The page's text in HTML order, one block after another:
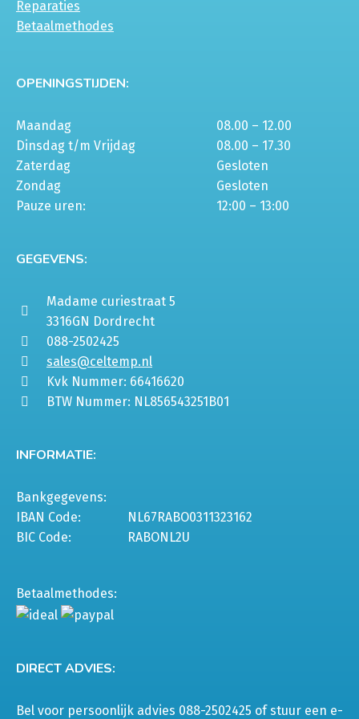
Reparaties
Betaalmethodes
OPENINGSTIJDEN:
Maandag
08.00 – 12.00
Dinsdag t/m Vrijdag
08.00 – 17.30
Zaterdag
Gesloten
Zondag
Gesloten
Pauze uren:
12:00 – 13:00
GEGEVENS:
Madame curiestraat 5
3316GN Dordrecht
088-2502425
sales@celtemp.nl
Kvk Nummer: 66416620
BTW Nummer: NL856543251B01
INFORMATIE:
Bankgegevens:
IBAN Code:
NL67RABO0311323162
BIC Code:
RABONL2U
Betaalmethodes:
DIRECT ADVIES:
Bel voor persoonlijk advies 088-2502425 of stuur een e-